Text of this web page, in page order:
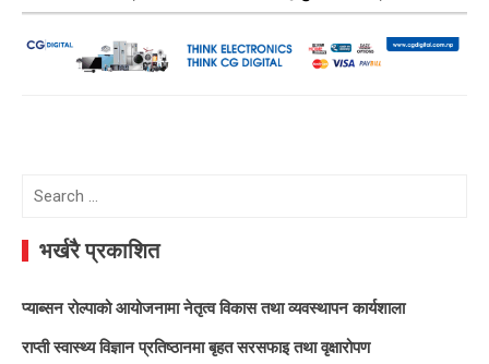
Search
भर्खरै प्रकाशित
प्याब्सन रोल्पाको आयोजनामा नेतृत्व विकास तथा व्यवस्थापन कार्यशाला
राप्ती स्वास्थ्य विज्ञान प्रतिष्ठानमा बृहत सरसफाइ तथा वृक्षारोपण